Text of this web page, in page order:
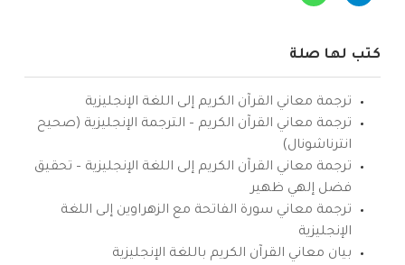
كتب لها صلة
ترجمة معاني القرآن الكريم إلى اللغة الإنجليزية
ترجمة معاني القرآن الكريم – الترجمة الإنجليزية (صحيح
انترناشونال)
ترجمة معاني القرآن الكريم إلى اللغة الإنجليزية – تحقيق
فضل إلهي ظهير
ترجمة معاني سورة الفاتحة مع الزهراوين إلى اللغة
الإنجليزية
بيان معاني القرآن الكريم باللغة الإنجليزية